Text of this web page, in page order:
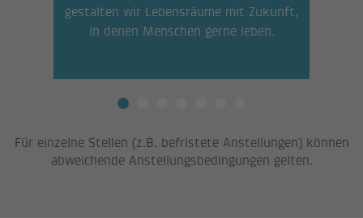
gestalten wir Lebensräume mit Zukunft,
in denen Menschen gerne leben.
Für einzelne Stellen (z.B. befristete Anstellungen) können
abweichende Anstellungsbedingungen gelten.